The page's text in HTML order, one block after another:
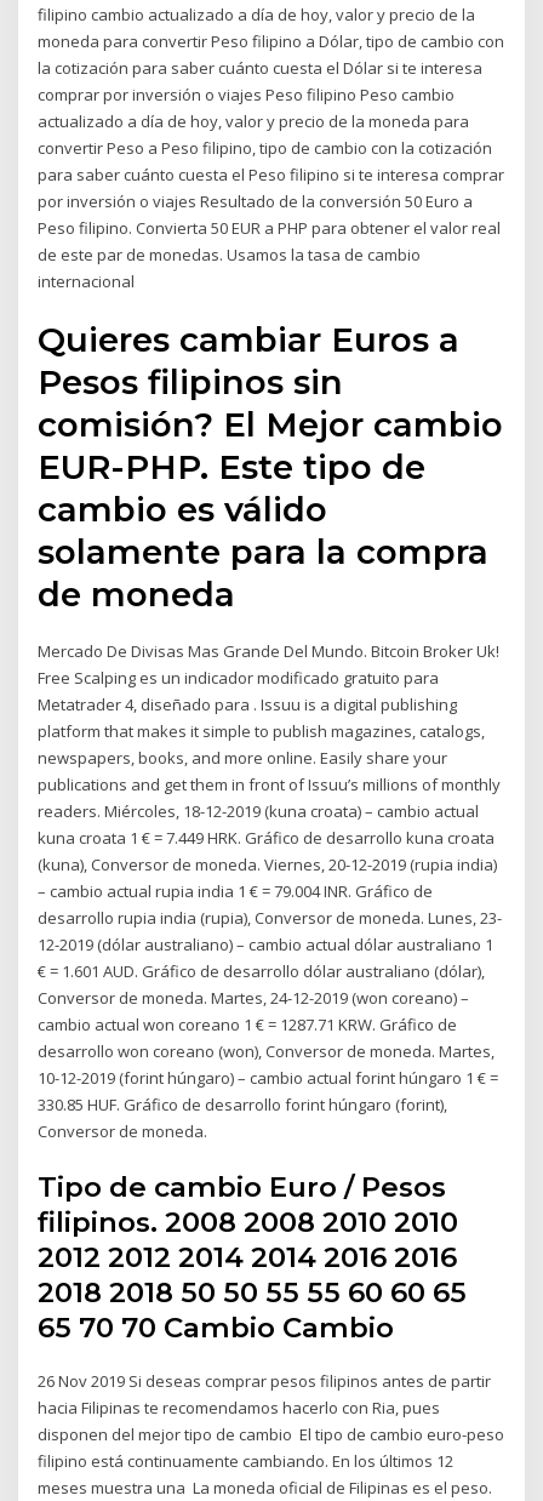
filipino cambio actualizado a día de hoy, valor y precio de la
moneda para convertir Peso filipino a Dólar, tipo de cambio con
la cotización para saber cuánto cuesta el Dólar si te interesa
comprar por inversión o viajes Peso filipino Peso cambio
actualizado a día de hoy, valor y precio de la moneda para
convertir Peso a Peso filipino, tipo de cambio con la cotización
para saber cuánto cuesta el Peso filipino si te interesa comprar
por inversión o viajes Resultado de la conversión 50 Euro a
Peso filipino. Convierta 50 EUR a PHP para obtener el valor real
de este par de monedas. Usamos la tasa de cambio
internacional
Quieres cambiar Euros a
Pesos filipinos sin
comisión? El Mejor cambio
EUR-PHP. Este tipo de
cambio es válido
solamente para la compra
de moneda
Mercado De Divisas Mas Grande Del Mundo. Bitcoin Broker Uk!
Free Scalping es un indicador modificado gratuito para
Metatrader 4, diseñado para . Issuu is a digital publishing
platform that makes it simple to publish magazines, catalogs,
newspapers, books, and more online. Easily share your
publications and get them in front of Issuu’s millions of monthly
readers. Miércoles, 18-12-2019 (kuna croata) – cambio actual
kuna croata 1 € = 7.449 HRK. Gráfico de desarrollo kuna croata
(kuna), Conversor de moneda. Viernes, 20-12-2019 (rupia india)
– cambio actual rupia india 1 € = 79.004 INR. Gráfico de
desarrollo rupia india (rupia), Conversor de moneda. Lunes, 23-
12-2019 (dólar australiano) – cambio actual dólar australiano 1
€ = 1.601 AUD. Gráfico de desarrollo dólar australiano (dólar),
Conversor de moneda. Martes, 24-12-2019 (won coreano) –
cambio actual won coreano 1 € = 1287.71 KRW. Gráfico de
desarrollo won coreano (won), Conversor de moneda. Martes,
10-12-2019 (forint húngaro) – cambio actual forint húngaro 1 € =
330.85 HUF. Gráfico de desarrollo forint húngaro (forint),
Conversor de moneda.
Tipo de cambio Euro / Pesos
filipinos. 2008 2008 2010 2010
2012 2012 2014 2014 2016 2016
2018 2018 50 50 55 55 60 60 65
65 70 70 Cambio Cambio
26 Nov 2019 Si deseas comprar pesos filipinos antes de partir
hacia Filipinas te recomendamos hacerlo con Ria, pues
disponen del mejor tipo de cambio El tipo de cambio euro-peso
filipino está continuamente cambiando. En los últimos 12
meses muestra una La moneda oficial de Filipinas es el peso.